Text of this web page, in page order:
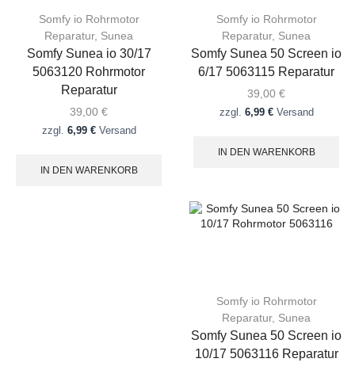
Somfy io Rohrmotor
Reparatur, Sunea
Somfy Sunea io 30/17
5063120 Rohrmotor
Reparatur
39,00 €
zzgl. 6,99 €Versand
IN DEN WARENKORB
Somfy io Rohrmotor
Reparatur, Sunea
Somfy Sunea 50 Screen io
6/17 5063115 Reparatur
39,00 €
zzgl. 6,99 €Versand
IN DEN WARENKORB
Somfy io Rohrmotor
Reparatur, Sunea
Somfy Sunea 50 Screen io
10/17 5063116 Reparatur